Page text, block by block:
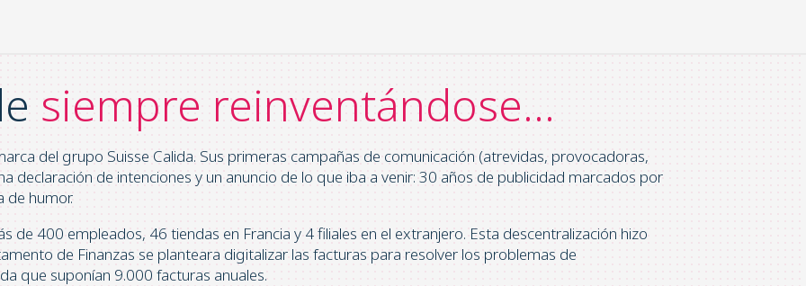
siempre reinventándose…
del grupo Suisse Calida. Sus primeras campañas de comunicación (atrevidas, provocadoras,
declaración de intenciones y un anuncio de lo que iba a venir: 30 años de publicidad marcados por
de humor.
de 400 empleados, 46 tiendas en Francia y 4 filiales en el extranjero. Esta descentralización hizo
de Finanzas se planteara digitalizar las facturas para resolver los problemas de
que suponían 9.000 facturas anuales.